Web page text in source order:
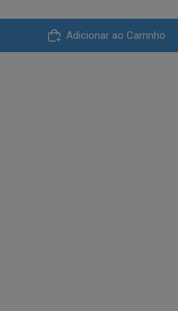
Adicionar ao Carrinho